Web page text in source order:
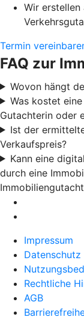
Wir erstellen
Termin
FAQ zur
Wovon hängt
Was kostet
Gutachterin oder
Ist der
Verkaufspreis?
Kann eine
durch eine
Impressum
Datenschutz
Rechtliche
AGB